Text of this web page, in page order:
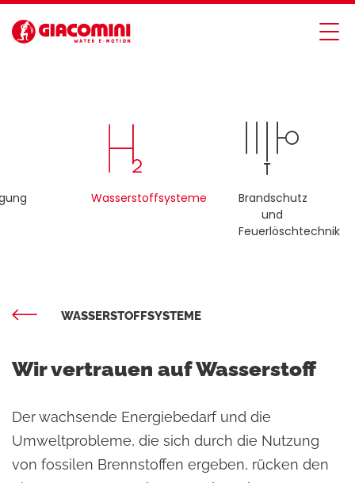
Wasserstoffsysteme
Brandschutz
und
Feuerlöschtechnik
WASSERSTOFFSYSTEME
Wir vertrauen auf Wasserstoff
Der wachsende Energiebedarf und die
Umweltprobleme, die sich durch die Nutzung
von fossilen Brennstoffen ergeben, rücken den